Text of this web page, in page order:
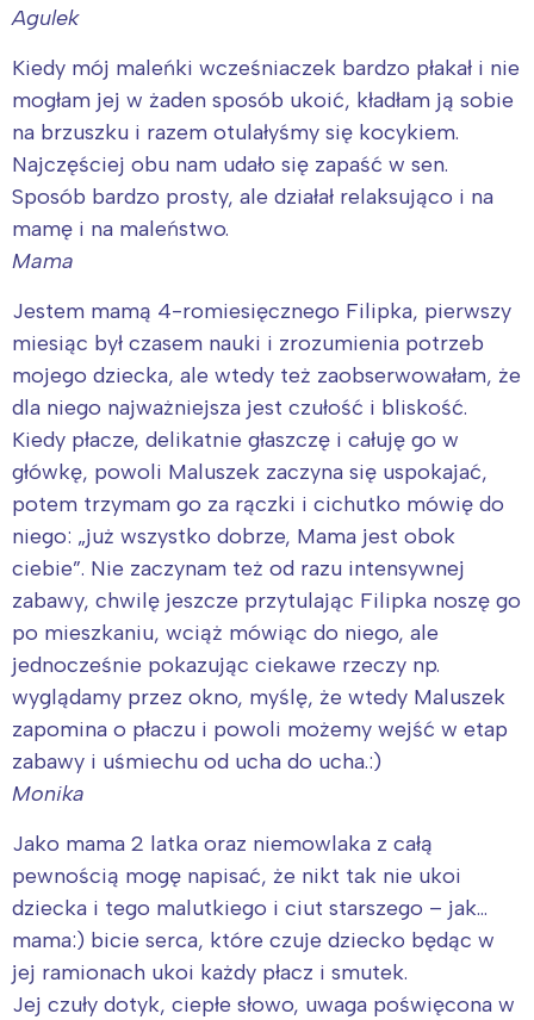
Agulek
Kiedy mój maleńki wcześniaczek bardzo płakał i nie
mogłam jej w żaden sposób ukoić, kładłam ją sobie
na brzuszku i razem otulałyśmy się kocykiem.
Najczęściej obu nam udało się zapaść w sen.
Sposób bardzo prosty, ale działał relaksująco i na
mamę i na maleństwo.
Mama
Jestem mamą 4-romiesięcznego Filipka, pierwszy
miesiąc był czasem nauki i zrozumienia potrzeb
mojego dziecka, ale wtedy też zaobserwowałam, że
dla niego najważniejsza jest czułość i bliskość.
Kiedy płacze, delikatnie głaszczę i całuję go w
główkę, powoli Maluszek zaczyna się uspokajać,
potem trzymam go za rączki i cichutko mówię do
niego: „już wszystko dobrze, Mama jest obok
ciebie”. Nie zaczynam też od razu intensywnej
zabawy, chwilę jeszcze przytulając Filipka noszę go
po mieszkaniu, wciąż mówiąc do niego, ale
jednocześnie pokazując ciekawe rzeczy np.
wyglądamy przez okno, myślę, że wtedy Maluszek
zapomina o płaczu i powoli możemy wejść w etap
zabawy i uśmiechu od ucha do ucha.:)
Monika
Jako mama 2 latka oraz niemowlaka z całą
pewnością mogę napisać, że nikt tak nie ukoi
dziecka i tego malutkiego i ciut starszego – jak…
mama:) bicie serca, które czuje dziecko będąc w
jej ramionach ukoi każdy płacz i smutek.
Jej czuły dotyk, ciepłe słowo, uwaga poświęcona w